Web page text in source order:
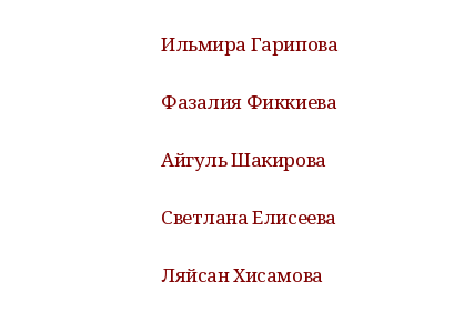
Ильмира Гарипова
Фазалия Фиккиева
Айгуль Шакирова
Светлана Елисеева
Ляйсан Хисамова